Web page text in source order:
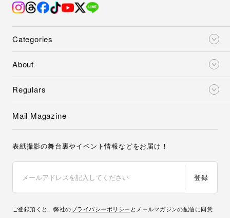
Categories
About
Regulars
Mail Magazine
表紙撮影の舞台裏やイベント情報などをお届け！
登録
ご登録頂くと、弊社のプライバシーポリシー とメールマガジンの配信に同意